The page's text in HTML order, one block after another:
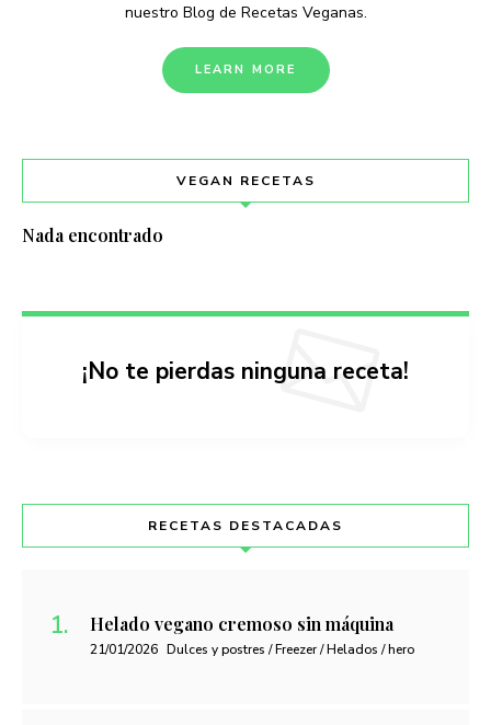
nuestro Blog de Recetas Veganas.
LEARN MORE
VEGAN RECETAS
Nada encontrado
¡No te pierdas ninguna receta!
RECETAS DESTACADAS
Helado vegano cremoso sin máquina
21/01/2026 Dulces y postres / Freezer / Helados / hero